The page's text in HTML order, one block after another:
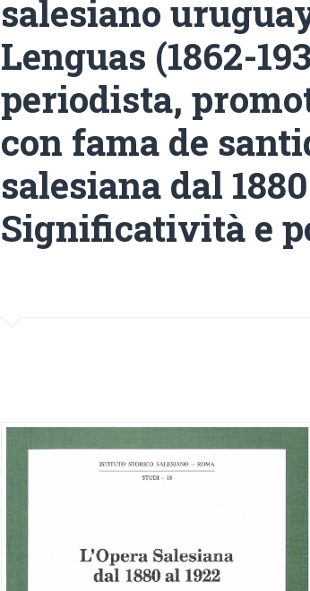
salesiano
Lenguas (1862-
periodista,
con fama de
salesiana dal
Significatività e